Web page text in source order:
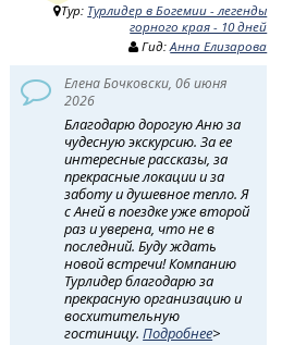
Тур: Турлидер в Богемии - легенды
горного края - 10 дней
Гид:Анна Елизарова
Елена Бочковски, 06 июня
2026
Благодарю дорогую Аню за
чудесную экскурсию. За ее
интересные рассказы, за
прекрасные локации и за
заботу и душевное тепло. Я
с Аней в поездке уже второй
раз и уверена, что не в
последний. Буду ждать
новой встречи! Компанию
Турлидер благодарю за
прекрасную организацию и
восхитительную
гостиницу.Подробнее>